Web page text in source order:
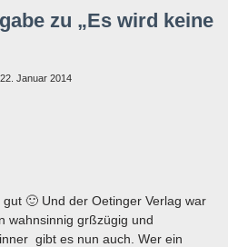
zu „Es wird keine
22. Januar 2014
🙂 Und der Oetinger Verlag war
wahnsinnig grßzügig und
gibt es nun auch. Wer ein